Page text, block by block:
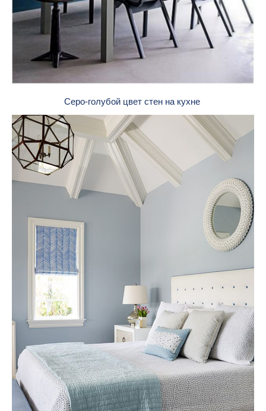
Серо-голубой цвет стен на кухне